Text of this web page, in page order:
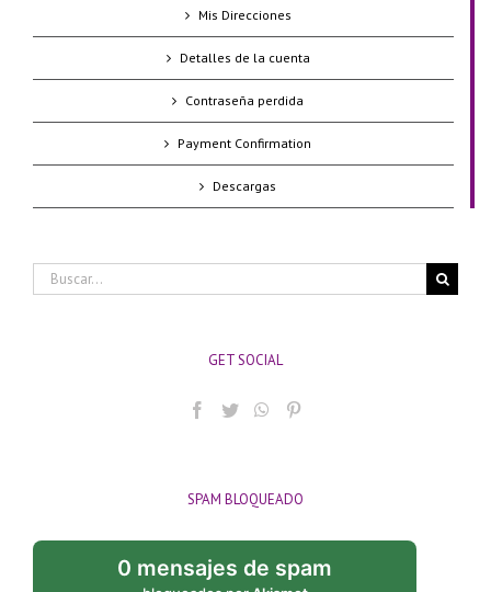
Mis Direcciones
Detalles de la cuenta
Contraseña perdida
Payment Confirmation
Descargas
Buscar:
GET SOCIAL
SPAM BLOQUEADO
0 mensajes de spam